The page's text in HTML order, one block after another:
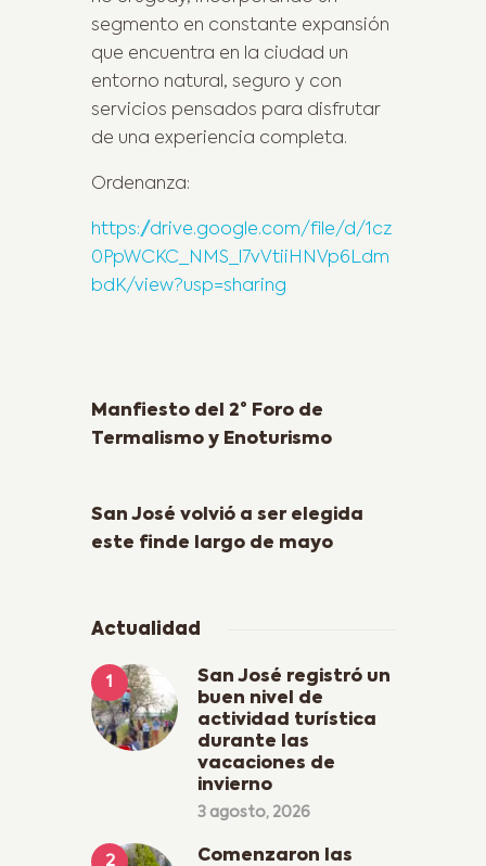
segmento en constante expansión
que encuentra en la ciudad un
entorno natural, seguro y con
servicios pensados para disfrutar
de una experiencia completa.
Ordenanza:
https://drive.google.com/file/d/1cz
0PpWCKC_NMS_l7vVtiiHNVp6Ldm
bdK/view?usp=sharing
Manfiesto del 2° Foro de
Termalismo y Enoturismo
San José volvió a ser elegida
este finde largo de mayo
Actualidad
San José registró un
buen nivel de
actividad turística
durante las
vacaciones de
invierno
3 agosto, 2026
Comenzaron las